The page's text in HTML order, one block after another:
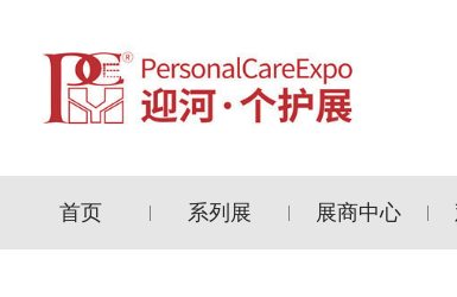
首页 系列展 展商中心